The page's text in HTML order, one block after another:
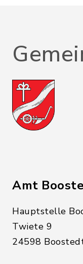
Amt
Hauptstelle
Twiete 9
24598